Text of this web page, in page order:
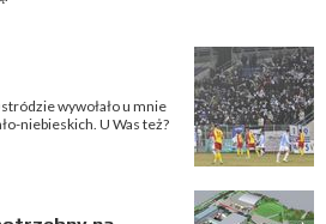
wywołało u mnie
niebieskich. U Was też?